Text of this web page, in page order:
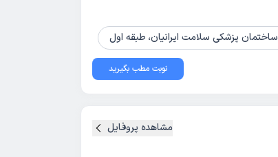
پزشکی سلامت ایرانیان، طبقه اول
نوبت مطب بگیرید
مشاهده پروفایل